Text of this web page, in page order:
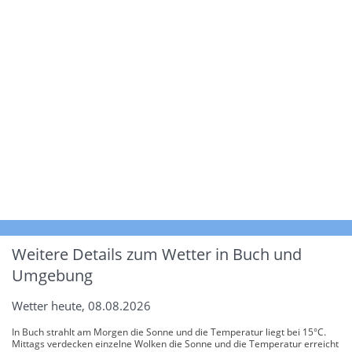
Weitere Details zum Wetter in Buch und
Umgebung
Wetter heute, 08.08.2026
In Buch strahlt am Morgen die Sonne und die Temperatur liegt bei 15°C.
Mittags verdecken einzelne Wolken die Sonne und die Temperatur erreicht